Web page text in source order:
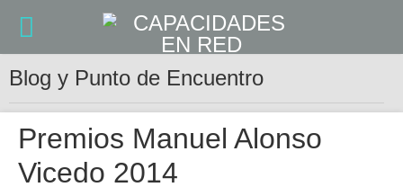
Blog y Punto de Encuentro
Premios Manuel Alonso
Vicedo 2014